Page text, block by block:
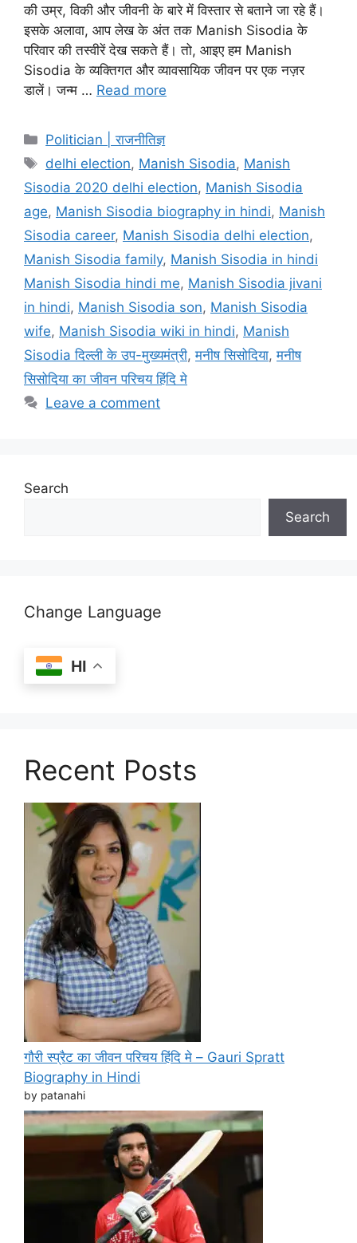
की उम्र, विकी और जीवनी के बारे में विस्तार से बताने जा रहे हैं।
इसके अलावा, आप लेख के अंत तक Manish Sisodia के
परिवार की तस्वीरें देख सकते हैं। तो, आइए हम Manish
Sisodia के व्यक्तिगत और व्यावसायिक जीवन पर एक नज़र
डालें। जन्म … Read more
Categories
Politician | राजनीतिज्ञ
Tags
delhi election, Manish Sisodia, Manish
Sisodia 2020 delhi election, Manish Sisodia
age, Manish Sisodia biography in hindi, Manish
Sisodia career, Manish Sisodia delhi election,
Manish Sisodia family, Manish Sisodia in hindi
Manish Sisodia hindi me, Manish Sisodia jivani
in hindi, Manish Sisodia son, Manish Sisodia
wife, Manish Sisodia wiki in hindi, Manish
Sisodia दिल्ली के उप-मुख्यमंत्री,मनीष सिसोदिया,मनीष
सिसोदिया का जीवन परिचय हिंदि मे
Leave a comment
Search
Search
Change Language
HI
Recent Posts
गौरी स्प्रैट का जीवन परिचय हिंदि मे – Gauri Spratt
Biography in Hindi
by patanahi